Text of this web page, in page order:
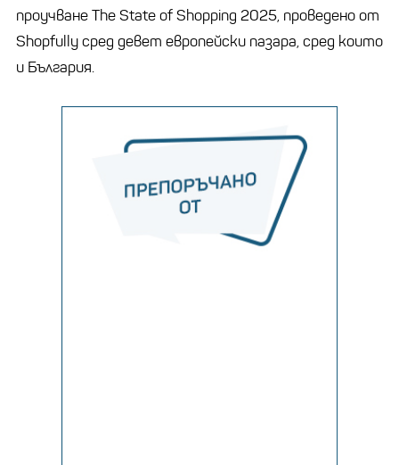
проучване The State of Shopping 2025, проведено от
Shopfully сред девет европейски пазара, сред които
и България.